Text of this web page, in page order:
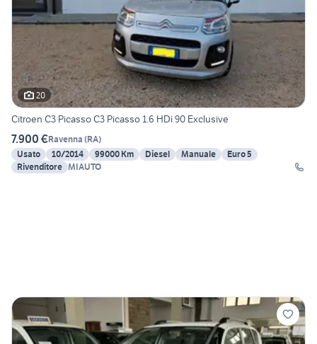
20
Citroen C3 Picasso C3 Picasso 1.6 HDi 90 Exclusive
7.900 €Ravenna (RA)
Usato
10/2014 99000 Km Diesel Manuale
Euro 5
Rivenditore MIAUTO